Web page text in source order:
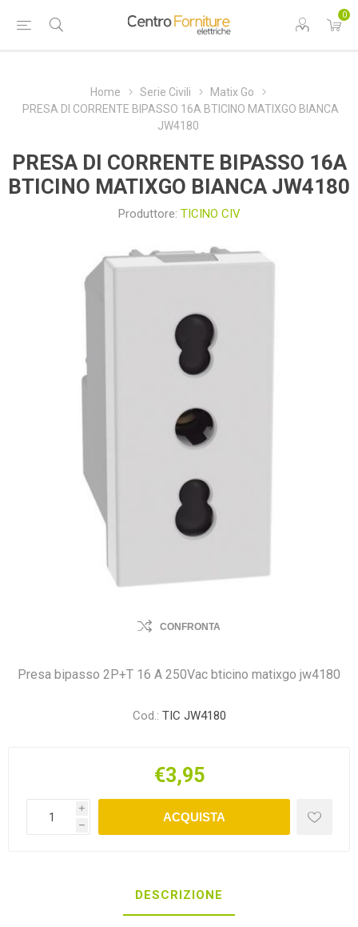
0
Home Serie Civili
Matix Go
PRESA DI CORRENTE BIPASSO 16A BTICINO MATIXGO BIANCA
JW4180
PRESA DI CORRENTE BIPASSO 16A
BTICINO MATIXGO BIANCA JW4180
Produttore: TICINO CIV
CONFRONTA
Presa bipasso 2P+T 16 A 250Vac bticino matixgo jw4180
Cod.: TIC JW4180
€3,95
i
h
ACQUISTA
DESCRIZIONE